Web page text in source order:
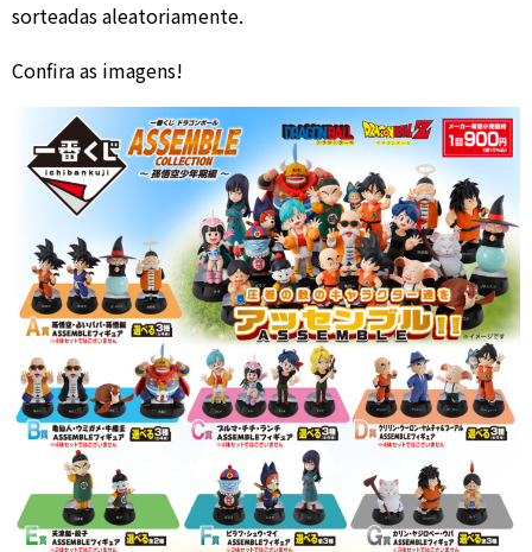
sorteadas aleatoriamente.
Confira as imagens!